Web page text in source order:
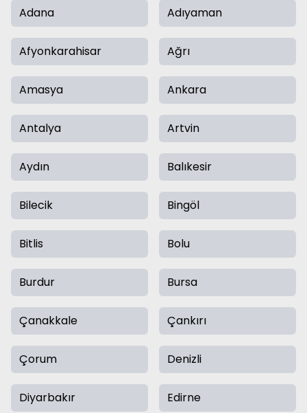
Adana Adıyaman
Afyonkarahisar Ağrı
Amasya Ankara
Antalya Artvin
Aydın Balıkesir
Bilecik Bingöl
Bitlis Bolu
Burdur Bursa
Çanakkale Çankırı
Çorum Denizli
Diyarbakır Edirne